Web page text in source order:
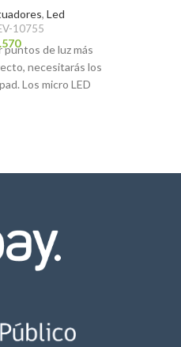
, Led
10755
puntos de luz más
necesitarás los
Los micro LED